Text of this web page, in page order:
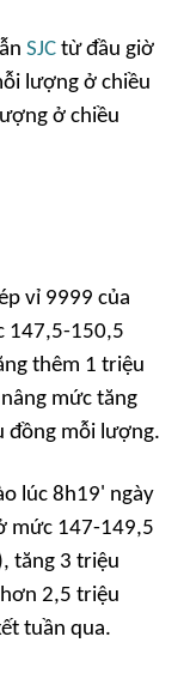
SJC từ đầu giờ
lượng ở chiều
ở chiều
vỉ 9999 của
147,5-150,5
thêm 1 triệu
mức tăng
đồng mỗi lượng.
lúc 8h19' ngày
mức 147-149,5
tăng 3 triệu
2,5 triệu
tuần qua.